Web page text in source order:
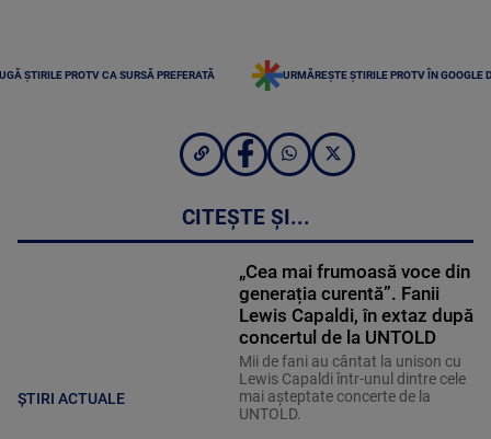
ȘTIRILE PROTV CA SURSĂ PREFERATĂ URMĂREȘTE ȘTIRILE PROTV ÎN GOOGLE
CITEȘTE ȘI...
ȘTIRI ACTUALE
„Cea mai frumoasă voce din
generația curentă”. Fanii
Lewis Capaldi, în extaz după
concertul de la UNTOLD
Mii de fani au cântat la unison cu
Lewis Capaldi într-unul dintre cele
mai așteptate concerte de la
UNTOLD.